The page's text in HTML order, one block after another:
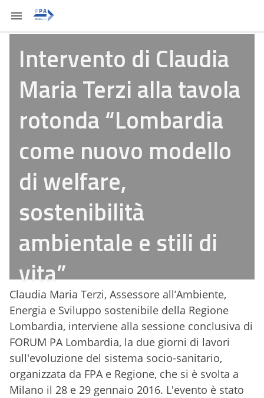
Intervento di Claudia
Maria Terzi alla tavola
rotonda “Lombardia
come nuovo modello
di welfare,
sostenibilità
ambientale e stili di
vita”
Claudia Maria Terzi, Assessore all’Ambiente,
Energia e Sviluppo sostenibile della Regione
Lombardia, interviene alla sessione conclusiva di
FORUM PA Lombardia, la due giorni di lavori
sull'evoluzione del sistema socio-sanitario,
organizzata da FPA e Regione, che si è svolta a
Milano il 28 e 29 gennaio 2016. L'evento è stato